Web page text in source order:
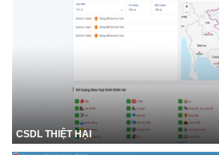
CSDL THIỆT HẠI